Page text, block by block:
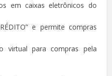
em caixas eletrônicos do
e permite compras
virtual para compras pela